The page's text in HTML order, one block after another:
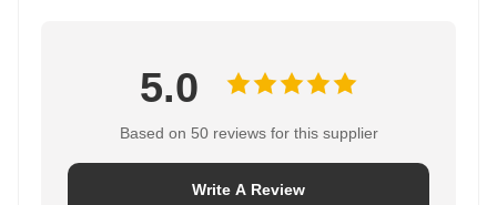
5.0
Based on 50 reviews for this supplier
Write A Review